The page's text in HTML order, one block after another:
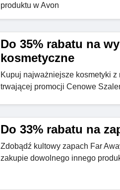
produktu w Avon
Do 35% rabatu na
kosmetyczne
Kupuj najważniejsze kosmetyki z
trwającej promocji Cenowe
Do 33% rabatu na
Zdobądź kultowy zapach Far
zakupie dowolnego innego